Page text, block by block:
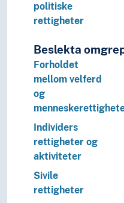
Statskupp
Statsmakt
Styresett
Verdenssamfunn
Teori og metode
Språk
Tid i enheter, stadier
politiske
rettigheter
Beslekta
Forholdet
mellom velferd
og
Individers
rettigheter og
aktiviteter
Sivile
rettigheter